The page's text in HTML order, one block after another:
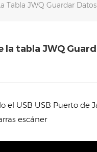
Tabla JWQ Guardar
la tabla JWQ
el USB USB Puerto de
escáner